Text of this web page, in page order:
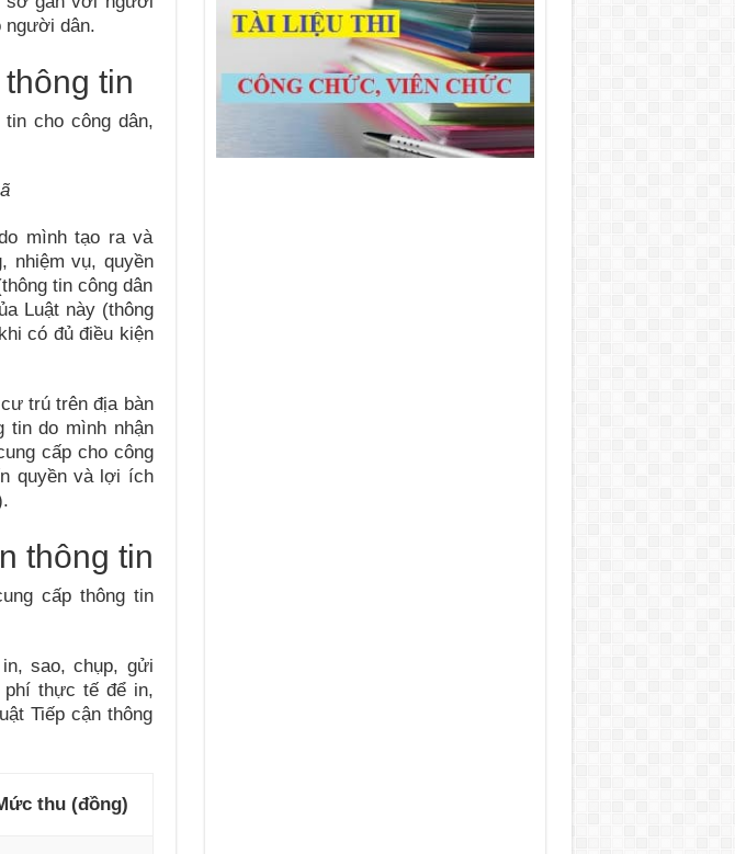
người dân.
tin
cho công dân,
mình tạo ra và
nhiệm vụ, quyền
tin công dân
Luật này (thông
có đủ điều kiện
trú trên địa bàn
tin do mình nhận
cấp cho công
quyền và lợi ích
thông tin
cấp thông tin
sao, chụp, gửi
thực tế để in,
Tiếp cận thông
ức thu (đồng)